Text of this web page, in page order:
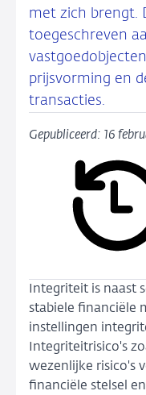
met zich brengt.
toegeschreven
prijsvorming en
transacties.
Gepubliceerd: 16
Integriteit is naast
stabiele financiële
instellingen
Integriteitrisico's
wezenlijke risico's
financiële stelsel